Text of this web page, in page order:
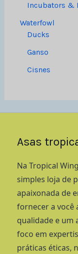
Incubators &
Waterfowl
Ducks
Ganso
Cisnes
Asas
Na Tropical
simples loja de
apaixonada de
fornecer a você
qualidade e um
foco em
práticas éticas,